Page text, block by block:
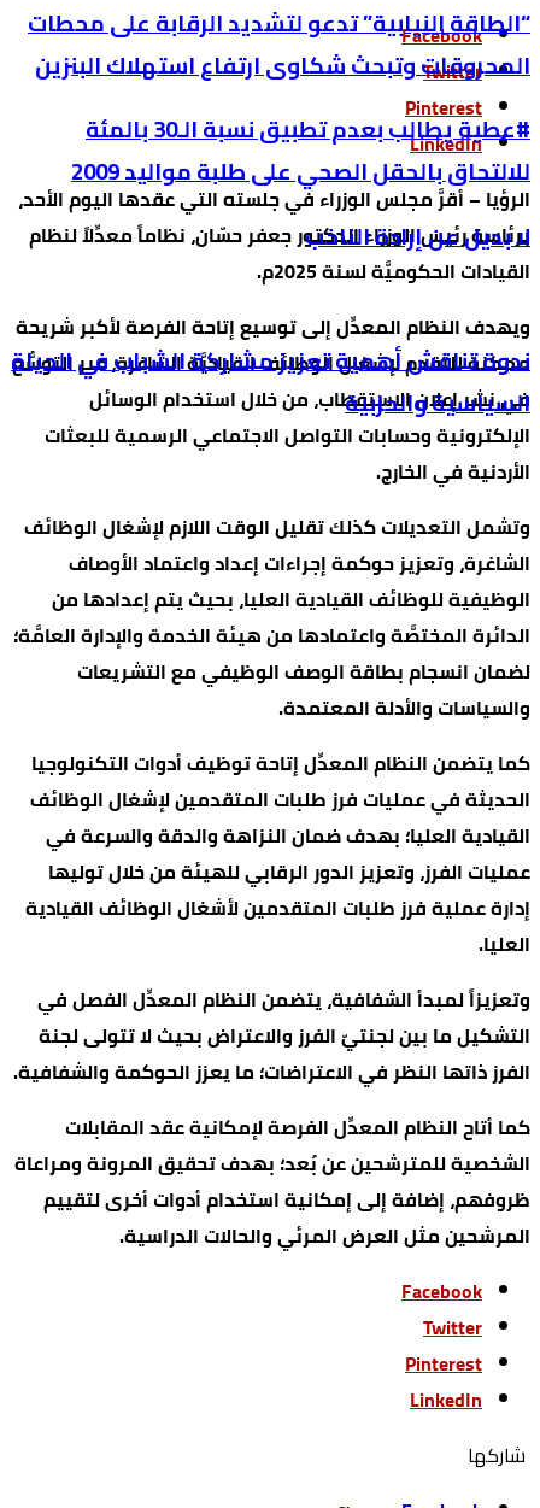
Facebook
Twitter
Pinterest
LinkedIn
الرؤيا – أقرَّ مجلس الوزراء في جلسته التي عقدها اليوم الأحد،
برئاسة رئيس الوزراء الدكتور جعفر حسّان، نظاماً معدِّلاً لنظام
القيادات الحكوميَّة لسنة 2025م.
ويهدف النظام المعدِّل إلى توسيع إتاحة الفرصة لأكبر شريحة
ممكنة للتقدم لإشغال الوظائف القياديَّة الشاغرة، عبر التوسُّع
في نشر إعلان الاستقطاب، من خلال استخدام الوسائل
الإلكترونية وحسابات التواصل الاجتماعي الرسمية للبعثات
الأردنية في الخارج.
وتشمل التعديلات كذلك تقليل الوقت اللازم لإشغال الوظائف
الشاغرة، وتعزيز حوكمة إجراءات إعداد واعتماد الأوصاف
الوظيفية للوظائف القيادية العليا، بحيث يتم إعدادها من
الدائرة المختصَّة واعتمادها من هيئة الخدمة والإدارة العامَّة؛
لضمان انسجام بطاقة الوصف الوظيفي مع التشريعات
والسياسات والأدلة المعتمدة.
كما يتضمن النظام المعدِّل إتاحة توظيف أدوات التكنولوجيا
الحديثة في عمليات فرز طلبات المتقدمين لإشغال الوظائف
القيادية العليا؛ بهدف ضمان النزاهة والدقة والسرعة في
عمليات الفرز، وتعزيز الدور الرقابي للهيئة من خلال توليها
إدارة عملية فرز طلبات المتقدمين لأشغال الوظائف القيادية
العليا.
وتعزيزاً لمبدأ الشفافية، يتضمن النظام المعدِّل الفصل في
التشكيل ما بين لجنتيّ الفرز والاعتراض بحيث لا تتولى لجنة
الفرز ذاتها النظر في الاعتراضات؛ ما يعزز الحوكمة والشفافية.
كما أتاح النظام المعدِّل الفرصة لإمكانية عقد المقابلات
الشخصية للمترشحين عن بُعد؛ بهدف تحقيق المرونة ومراعاة
ظروفهم، إضافة إلى إمكانية استخدام أدوات أخرى لتقييم
المرشحين مثل العرض المرئي والحالات الدراسية.
Facebook
Twitter
Pinterest
LinkedIn
‫‫ شاركها‬
“الطاقة النيابية” تدعو لتشديد الرقابة على محطات
المحروقات وتبحث شكاوى ارتفاع استهلاك البنزين
#عطية يطالب بعدم تطبيق نسبة الـ30 بالمئة
للالتحاق بالحقل الصحي على طلبة مواليد 2009
لا بديل عن إرادة الناخب
ندوة تناقش أهمية تعزيز مشاركة الشباب في الحياة
السياسية والحزبية